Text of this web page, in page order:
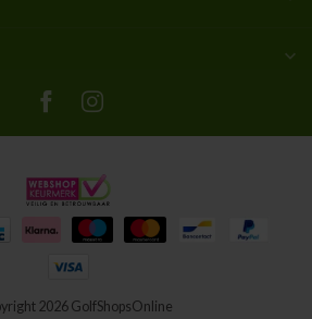
2026 GolfShopsOnline